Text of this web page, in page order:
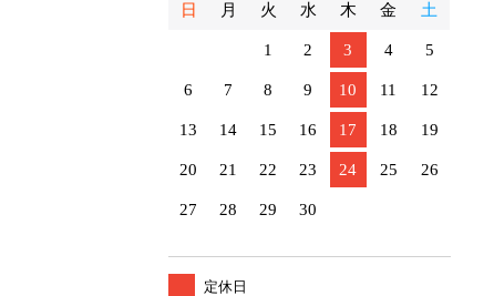
日 月 火 水 木 金 土
1 2 3 4 5
6 7 8 9 10 11 12
13 14 15 16 17 18 19
20 21 22 23 24 25 26
27 28 29 30
定休日